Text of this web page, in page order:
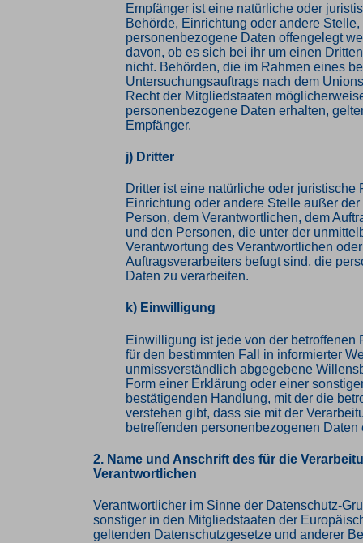
Empfänger ist eine natürliche oder
Behörde, Einrichtung oder andere Stelle,
personenbezogene Daten offengelegt
davon, ob es sich bei ihr um einen
nicht. Behörden, die im Rahmen eines
Untersuchungsauftrags nach dem
Recht der Mitgliedstaaten
personenbezogene Daten erhalten,
Empfänger.
j) Dritter
Dritter ist eine natürliche oder juristische
Einrichtung oder andere Stelle außer der
Person, dem Verantwortlichen, dem
und den Personen, die unter der
Verantwortung des Verantwortlichen
Auftragsverarbeiters befugt sind, die
Daten zu verarbeiten.
k) Einwilligung
Einwilligung ist jede von der betroffenen
für den bestimmten Fall in informierter
unmissverständlich abgegebene
Form einer Erklärung oder einer
bestätigenden Handlung, mit der die
verstehen gibt, dass sie mit der
betreffenden personenbezogenen Daten
2. Name und Anschrift des für die
Verantwortlichen
Verantwortlicher im Sinne der Datenschutz-
sonstiger in den Mitgliedstaaten der
geltenden Datenschutzgesetze und anderer